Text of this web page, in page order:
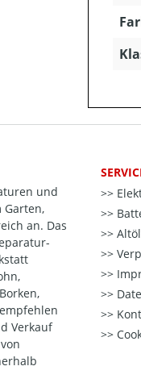
und
Garten,
an. Das
Verkauf